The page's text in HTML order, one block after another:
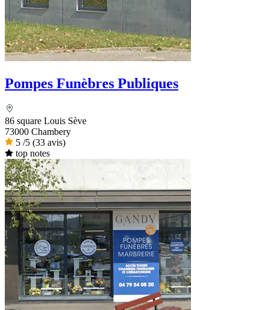
Pompes Funèbres Publiques
86 square Louis Sève
73000 Chambery
5 /5 (33 avis)
top notes